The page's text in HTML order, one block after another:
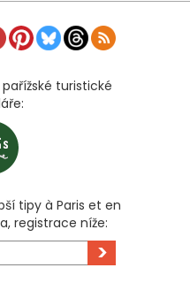
turistické
tipy à Paris et en
registrace níže:
>